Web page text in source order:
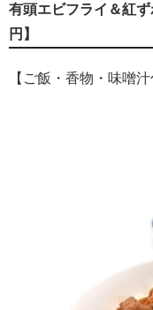
有頭エビフライ＆紅
円】
【ご飯・香物・味噌汁